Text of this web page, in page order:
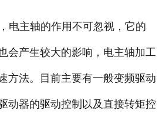
电主轴的作用不可忽视，它的
会产生较大的影响，电主轴加工
方法。目前主要有一般变频驱动
动器的驱动控制以及直接转矩控